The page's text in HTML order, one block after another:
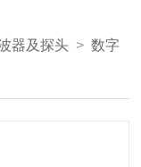
器及探头 >数字